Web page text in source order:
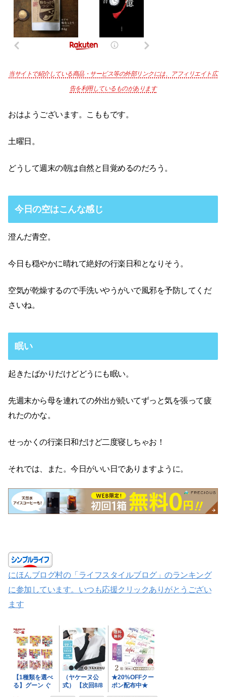
当サイトで紹介している商品・サービス等の外部リンクには、アフィリエイト広
告を利用しているものがあります
おはようございます。こももです。
土曜日。
どうして週末の朝は自然と目覚めるのだろう。
今日の空はこんな感じ
澄んだ青空。
今日も穏やかに晴れて絶好の行楽日和となりそう。
空気が乾燥するので手洗いやうがいで風邪を予防してくだ
さいね。
眠い
起きたばかりだけどどうにも眠い。
先週末から母を連れての外出が続いてずっと気を張って疲
れたのかな。
せっかくの行楽日和だけど二度寝しちゃお！
それでは、また。今日がいい日でありますように。
にほんブログ村の「ライフスタイルブログ」のランキング
に参加しています。いつも応援クリックありがとうござい
ます